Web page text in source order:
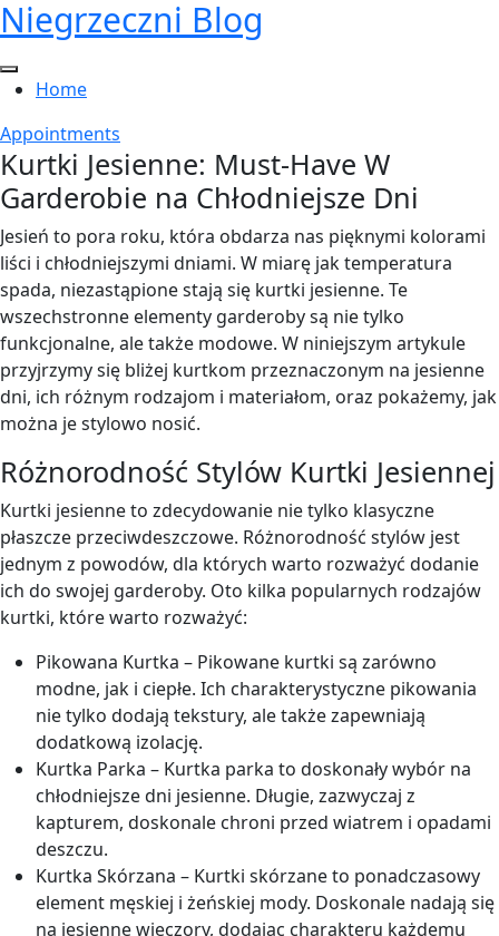
Skip
to
content
Niegrzeczni Blog
Home
Appointments
Kurtki Jesienne: Must-Have W
Garderobie na Chłodniejsze Dni
Jesień to pora roku, która obdarza nas pięknymi kolorami
liści i chłodniejszymi dniami. W miarę jak temperatura
spada, niezastąpione stają się kurtki jesienne. Te
wszechstronne elementy garderoby są nie tylko
funkcjonalne, ale także modowe. W niniejszym artykule
przyjrzymy się bliżej kurtkom przeznaczonym na jesienne
dni, ich różnym rodzajom i materiałom, oraz pokażemy, jak
można je stylowo nosić.
Różnorodność Stylów Kurtki Jesiennej
Kurtki jesienne to zdecydowanie nie tylko klasyczne
płaszcze przeciwdeszczowe. Różnorodność stylów jest
jednym z powodów, dla których warto rozważyć dodanie
ich do swojej garderoby. Oto kilka popularnych rodzajów
kurtki, które warto rozważyć:
Pikowana Kurtka – Pikowane kurtki są zarówno
modne, jak i ciepłe. Ich charakterystyczne pikowania
nie tylko dodają tekstury, ale także zapewniają
dodatkową izolację.
Kurtka Parka – Kurtka parka to doskonały wybór na
chłodniejsze dni jesienne. Długie, zazwyczaj z
kapturem, doskonale chroni przed wiatrem i opadami
deszczu.
Kurtka Skórzana – Kurtki skórzane to ponadczasowy
element męskiej i żeńskiej mody. Doskonale nadają się
na jesienne wieczory, dodając charakteru każdemu